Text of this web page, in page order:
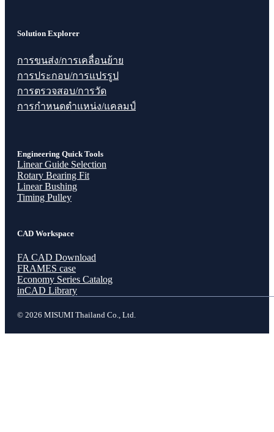
Solution Explorer
การขนส่ง/การเคลื่อนย้าย
การประกอบ/การแปรรูป
การตรวจสอบ/การวัด
การกำหนดตำแหน่ง/แคลมป์
Engineering Quick Tools
Linear Guide Selection
Rotary Bearing Fit
Linear Bushing
Timing Pulley
CAD Workspace
FA CAD Download
FRAMES case
Economy Series Catalog
inCAD Library
© 2026 MISUMI Thailand Co., Ltd.